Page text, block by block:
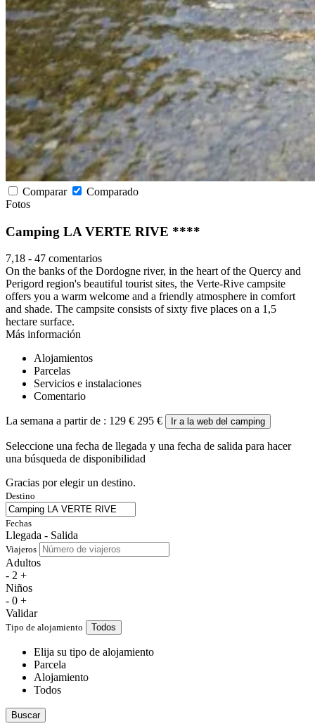
Comparar
Comparado
Fotos
Camping LA VERTE RIVE ****
7,18 - 47 comentarios
On the banks of the Dordogne river, in the heart of the Quercy and
Perigord region's beautiful tourist sites, the Verte-Rive campsite
offers you a warm welcome and a friendly atmosphere in comfort
and shade. The campsite consists of sixty five places on a 1,5
hectare surface.
Más información
Alojamientos
Parcelas
Servicios e instalaciones
Comentario
La semana a partir de : 129 € 295 € Ir a la web del camping
Seleccione una fecha de llegada y una fecha de salida para hacer
una búsqueda de disponibilidad
Gracias por elegir un destino.
Destino
Fechas
Llegada - Salida
Viajeros
Adultos
- 2 +
Niños
- 0 +
Validar
Tipo de alojamiento Todos
Elija su tipo de alojamiento
Parcela
Alojamiento
Todos
Buscar